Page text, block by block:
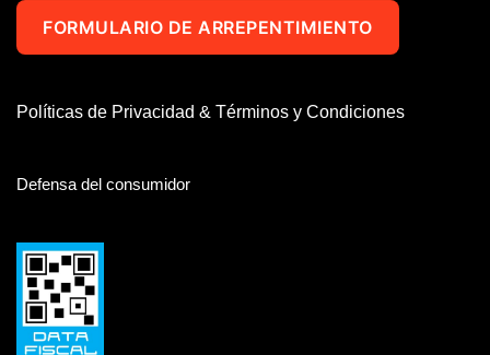
FORMULARIO DE ARREPENTIMIENTO
Políticas de Privacidad & Términos y Condiciones
Defensa del consumidor